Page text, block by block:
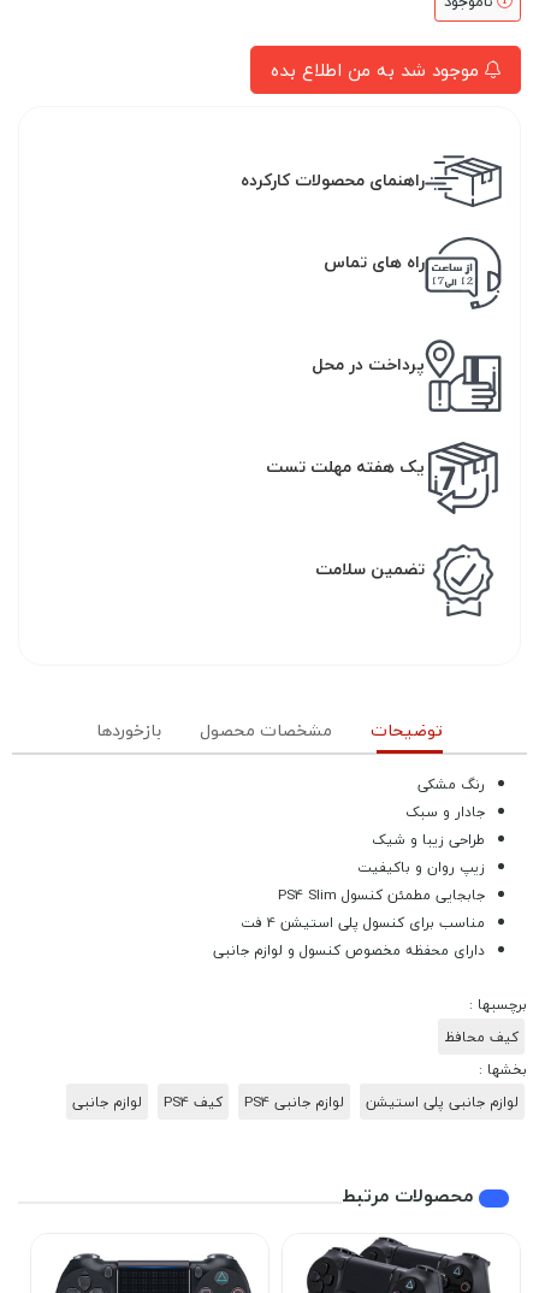
موجود شد به من اطلاع بده
راهنمای محصولات کارکرده
راه های تماس
پرداخت در محل
یک هفته مهلت تست
تضمین سلامت
توضیحات مشخصات محصول بازخوردها
رنگ مشکی
جادار و سبک
طراحی زیبا و شیک
زیپ روان و باکیفیت
جابجایی مطمئن کنسول PS4 Slim
مناسب برای کنسول پلی استیشن 4 فت
دارای محفظه مخصوص کنسول و لوازم جانبی
برچسبها :
کیف محافظ
بخشها :
لوازم جانبی پلی استیشن
لوازم جانبی PS4 کیف PS4 لوازم جانبی
محصولات مرتبط